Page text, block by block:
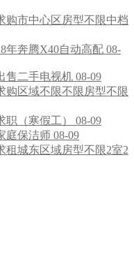
购市中心区房型不限中档
年奔腾X40自动高配 08-
售二手电视机 08-09
购区域不限不限房型不限
职（寒假工） 08-09
庭保洁师 08-09
租城东区域房型不限2室2